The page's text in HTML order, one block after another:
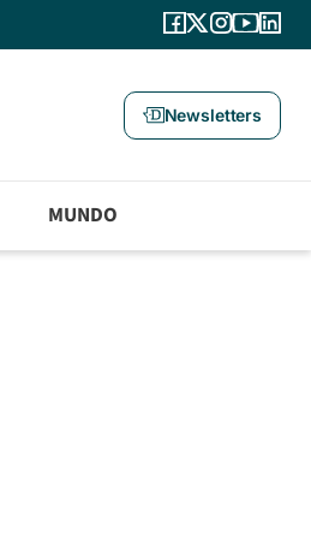
Newsletters
MUNDO